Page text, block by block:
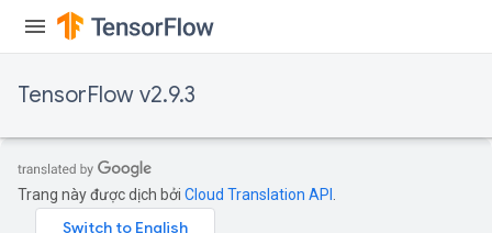
TensorFlow v2.9.3
Trang này được dịch bởi Cloud Translation API